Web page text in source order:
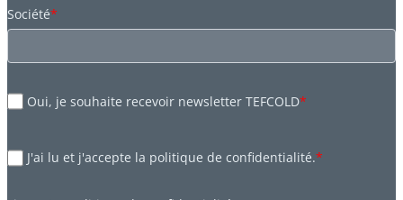
Société*
Oui, je souhaite recevoir newsletter TEFCOLD*
J'ai lu et j'accepte la politique de confidentialité.*